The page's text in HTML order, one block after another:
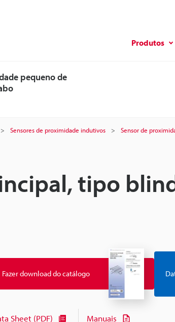
Produtos
pequeno de
Sensores de proximidade indutivos Sensor de
tipo
Fazer download do catálogo
Sheet (PDF) Manuais